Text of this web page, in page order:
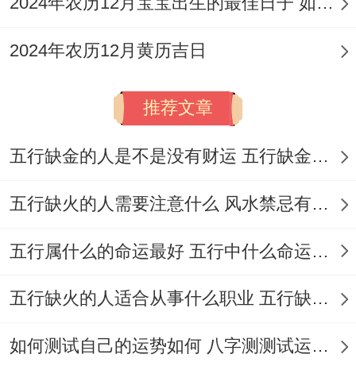
稠、安床、移徙、入殓、移柩、破土、启
：入宅、作灶、理发、开光、安门
冲煞 ：冲鸡（辛酉）煞西
重要提示:此日黄历「宜」中虽有「移徙」、
「移徙」指旧房内部的移动，「入宅」指迁
入新居，此日并不适合以...的身份搬迁新居
应避开。
2024年农历12月黄历吉日
推荐文章
五行缺金的人是不是没有财运 五行缺金的人命运好不好
五行缺火的人需要注意什么 风水禁忌有哪些
五行属什么的命运最好 五行中什么命运势旺盛
五行缺火的人适合从事什么职业 五行缺火的人适合从事的职业有哪些
如何测试自己的运势如何 八字测测试运运程